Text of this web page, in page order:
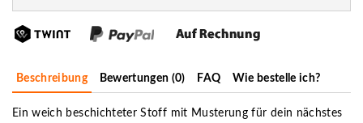
Beschreibung Bewertungen (0) FAQ Wie bestelle ich?
Ein weich beschichteter Stoff mit Musterung für dein nächstes